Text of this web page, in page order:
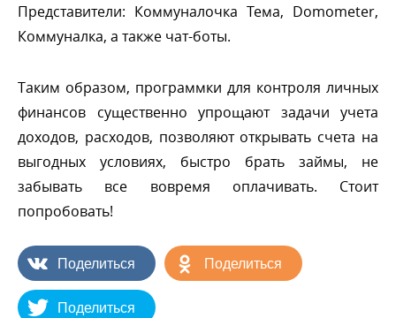
Представители: Коммуналочка Тема, Domometer,
Коммуналка, а также чат-боты.
Таким образом, программки для контроля личных
финансов существенно упрощают задачи учета
доходов, расходов, позволяют открывать счета на
ыгодных условиях, быстро брать займы, не
забывать все вовремя оплачивать. Стоит
попробовать!
Поделиться Поделиться
Поделиться